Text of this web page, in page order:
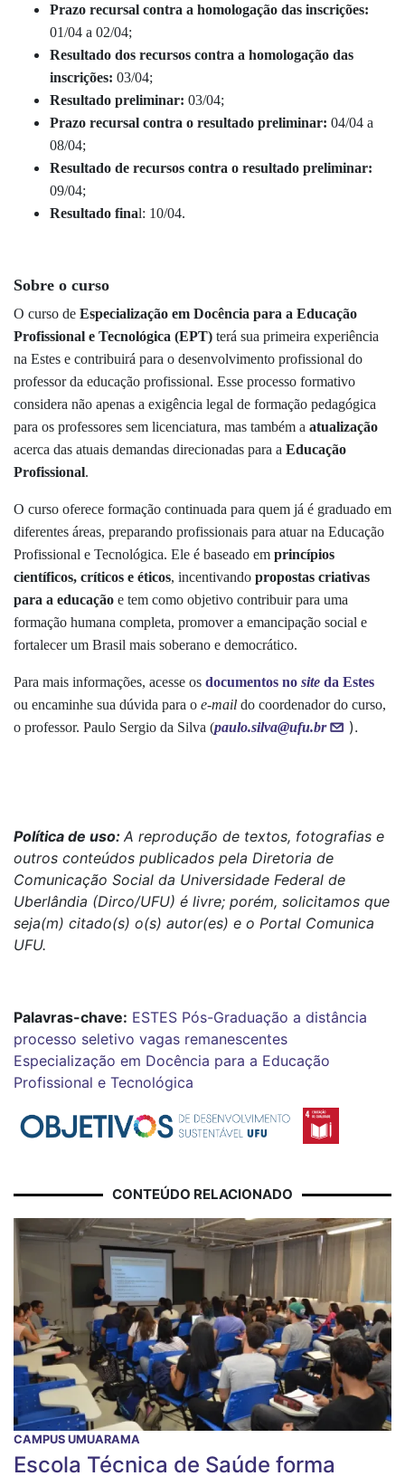
Prazo recursal contra a homologação das inscrições:
01/04 a 02/04;
Resultado dos recursos contra a homologação das
inscrições: 03/04;
Resultado preliminar: 03/04;
Prazo recursal contra o resultado preliminar: 04/04 a
08/04;
Resultado de recursos contra o resultado preliminar:
09/04;
Resultado final: 10/04.
Sobre o curso
O curso de Especialização em Docência para a Educação
Profissional e Tecnológica (EPT) terá sua primeira experiência
na Estes e contribuirá para o desenvolvimento profissional do
professor da educação profissional. Esse processo formativo
considera não apenas a exigência legal de formação pedagógica
para os professores sem licenciatura, mas também a atualização
acerca das atuais demandas direcionadas para a Educação
Profissional.
O curso oferece formação continuada para quem já é graduado em
diferentes áreas, preparando profissionais para atuar na Educação
Profissional e Tecnológica. Ele é baseado em princípios
científicos, críticos e éticos, incentivando propostas criativas
para a educação e tem como objetivo contribuir para uma
formação humana completa, promover a emancipação social e
fortalecer um Brasil mais soberano e democrático.
Para mais informações, acesse os documentos no site da Estes
ou encaminhe sua dúvida para o e-mail do coordenador do curso,
o professor. Paulo Sergio da Silva (paulo.silva@ufu.br ).
Política de uso: A reprodução de textos, fotografias e
outros conteúdos publicados pela Diretoria de
Comunicação Social da Universidade Federal de
Uberlândia (Dirco/UFU) é livre; porém, solicitamos que
seja(m) citado(s) o(s) autor(es) e o Portal Comunica
UFU.
Palavras-chave: ESTES Pós-Graduação a distância
processo seletivo vagas remanescentes
Especialização em Docência para a Educação
Profissional e Tecnológica
CONTEÚDO RELACIONADO
CAMPUS UMUARAMA
Escola Técnica de Saúde forma